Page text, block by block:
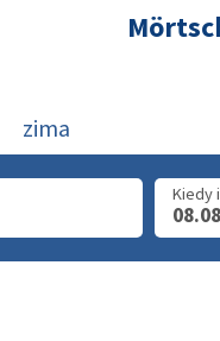
zima
Kiedy